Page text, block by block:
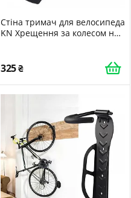
Стіна тримач для велосипеда
KN Хрещення за колесом на
325